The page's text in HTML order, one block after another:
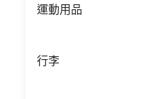
運動用品
行李